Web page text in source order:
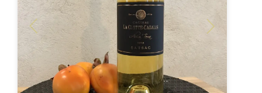
Previous Next